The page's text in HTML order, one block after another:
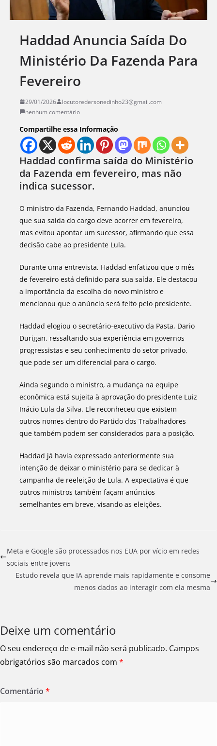
Haddad Anuncia Saída Do
Ministério Da Fazenda Para
Fevereiro
29/01/2026
locutoredersonedinho23@gmail.com
nenhum comentário
Compartilhe essa Informação
Haddad confirma saída do Ministério
da Fazenda em fevereiro, mas não
indica sucessor.
O ministro da Fazenda, Fernando Haddad, anunciou
que sua saída do cargo deve ocorrer em fevereiro,
mas evitou apontar um sucessor, afirmando que essa
decisão cabe ao presidente Lula.
Durante uma entrevista, Haddad enfatizou que o mês
de fevereiro está definido para sua saída. Ele destacou
a importância da escolha do novo ministro e
mencionou que o anúncio será feito pelo presidente.
Haddad elogiou o secretário-executivo da Pasta, Dario
Durigan, ressaltando sua experiência em governos
progressistas e seu conhecimento do setor privado,
que pode ser um diferencial para o cargo.
Ainda segundo o ministro, a mudança na equipe
econômica está sujeita à aprovação do presidente Luiz
Inácio Lula da Silva. Ele reconheceu que existem
outros nomes dentro do Partido dos Trabalhadores
que também podem ser considerados para a posição.
Haddad já havia expressado anteriormente sua
intenção de deixar o ministério para se dedicar à
campanha de reeleição de Lula. A expectativa é que
outros ministros também façam anúncios
semelhantes em breve, visando as eleições.
Meta e Google são processados nos EUA por vício em redes
sociais entre jovens
Estudo revela que IA aprende mais rapidamente e consome
menos dados ao interagir com ela mesma
Deixe um comentário
O seu endereço de e-mail não será publicado. Campos
obrigatórios são marcados com *
Comentário *